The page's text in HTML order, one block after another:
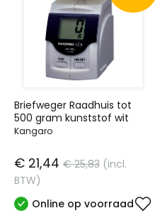
Briefweger Raadhuis tot
500 gram kunststof wit
Kangaro
€ 21,44 € 25,83 (incl.
BTW)
Online op voorraad